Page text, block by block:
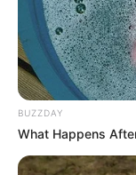
Fonte:
mescladas
BUZZDAY
What Happens